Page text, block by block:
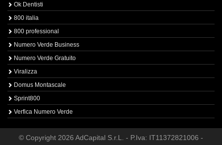
Ok Dentisti
800 italia
800 professional
Numero Verde Business
Numero Verde Gratuito
Viralizza
Domus Montascale
Sprint800
Verfica Numero Verde
© Copyright 2026 AdCapital S.r.L. - P.Iva: IT11372821006 -